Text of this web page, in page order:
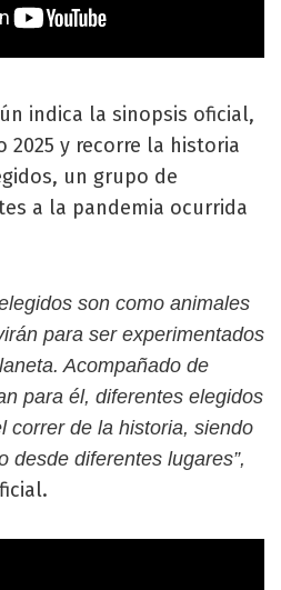
indica la sinopsis oficial,
2025 y recorre la historia
un grupo de
a la pandemia ocurrida
son como animales
para ser experimentados
Acompañado de
para él, diferentes elegidos
correr de la historia, siendo
desde diferentes lugares”,